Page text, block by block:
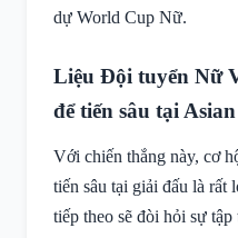
dự World Cup Nữ.
Liệu Đội tuyển Nữ
để tiến sâu tại
Với chiến thắng này, cơ
tiến sâu tại giải đấu là rất
tiếp theo sẽ đòi hỏi sự